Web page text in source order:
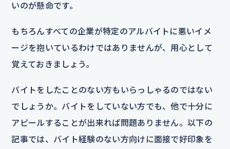
いのが懸命です。
もちろんすべての企業が特定のアルバイトに悪いイメ
ージを抱いているわけではありませんが、用心として
覚えておきましょう。
バイトをしたことのない方もいらっしゃるのではない
でしょうか。バイトをしていない方でも、他で十分に
アピールすることが出来れば問題ありません。以下の
記事では、バイト経験のない方向けに面接で好印象を